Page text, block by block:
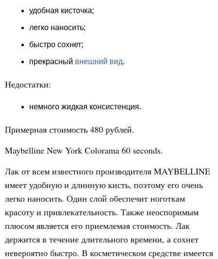
удобная кисточка;
легко наносить;
быстро сохнет;
прекрасный внешний вид.
Недостатки:
немного жидкая консистенция.
Примерная стоимость 480 рублей.
Maybelline New York Colorama 60 seconds.
Лак от всем известного производителя MAYBELLINE
имеет удобную и длинную кисть, поэтому его очень
легко наносить. Один слой обеспечит ноготкам
красоту и привлекательность. Также неоспоримым
плюсом является его приемлемая стоимость. Лак
держится в течение длительного времени, а сохнет
невероятно быстро. В косметическом средстве имеется